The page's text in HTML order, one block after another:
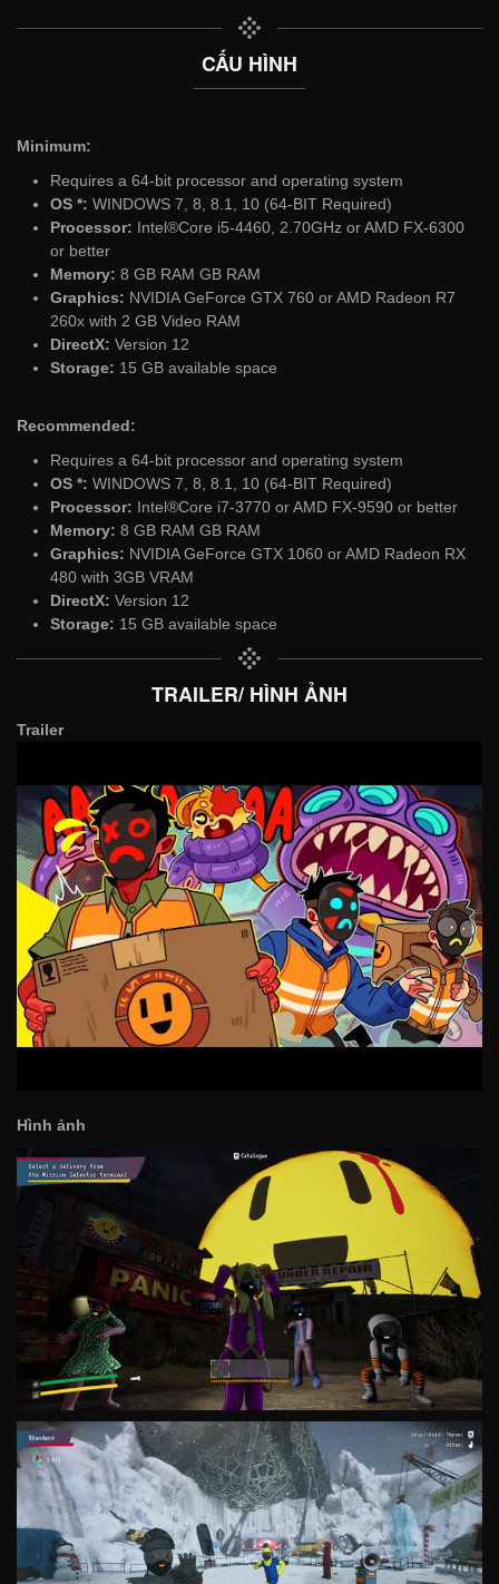
CẤU HÌNH
Minimum:
Requires a 64-bit processor and operating system
OS *: WINDOWS 7, 8, 8.1, 10 (64-BIT Required)
Processor: Intel®Core i5-4460, 2.70GHz or AMD FX-6300
or better
Memory: 8 GB RAM GB RAM
Graphics: NVIDIA GeForce GTX 760 or AMD Radeon R7
260x with 2 GB Video RAM
DirectX: Version 12
Storage: 15 GB available space
Recommended:
Requires a 64-bit processor and operating system
OS *: WINDOWS 7, 8, 8.1, 10 (64-BIT Required)
Processor: Intel®Core i7-3770 or AMD FX-9590 or better
Memory: 8 GB RAM GB RAM
Graphics: NVIDIA GeForce GTX 1060 or AMD Radeon RX
480 with 3GB VRAM
DirectX: Version 12
Storage: 15 GB available space
TRAILER/ HÌNH ẢNH
Trailer
Hình ảnh